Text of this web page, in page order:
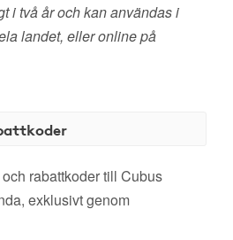
i två år och kan användas i
landet, eller online på
rabattkoder till Cubus
exklusivt genom